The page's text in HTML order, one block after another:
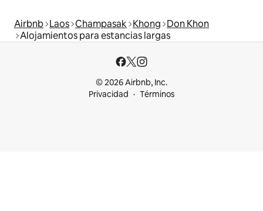
Airbnb Laos Champasak Khong Don Khon
Alojamientos para estancias largas
© 2026 Airbnb, Inc.
Privacidad
Términos